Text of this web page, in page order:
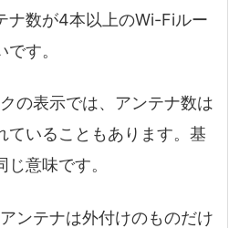
ナ数が4本以上のWi-Fiルー
す。
の表示では、アンテナ数は
ていることもあります。基
意味です。
ンテナは外付けのものだけ